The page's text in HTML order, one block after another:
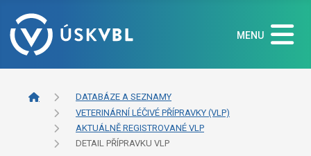
MENU
DATABÁZE A SEZNAMY
VETERINÁRNÍ LÉČIVÉ PŘÍPRAVKY (VLP)
AKTUÁLNĚ REGISTROVANÉ VLP
DETAIL PŘÍPRAVKU VLP